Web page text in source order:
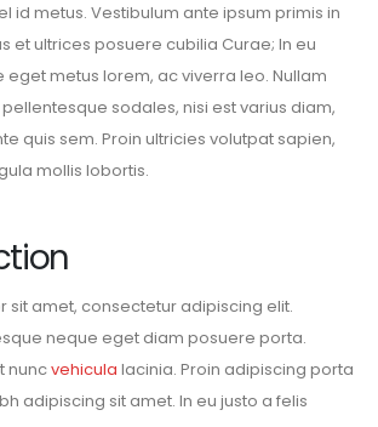
id metus. Vestibulum ante ipsum primis in
et ultrices posuere cubilia Curae; In eu
eget metus lorem, ac viverra leo. Nullam
sodales, nisi est varius diam,
quis sem. Proin ultricies volutpat sapien,
mollis lobortis.
sit amet, consectetur adipiscing elit.
neque eget diam posuere porta.
nuncvehicula lacinia. Proin adipiscing porta
adipiscing sit amet. In eu justo a felis